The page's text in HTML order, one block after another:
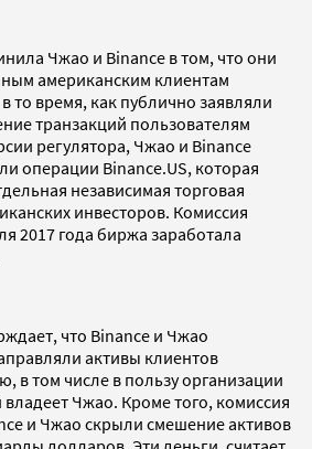
Чжао и Binance в том, что они
американским клиентам
то время, как публично заявляли
транзакций пользователям
регулятора, Чжао и Binance
операции Binance.US, которая
независимая торговая
инвесторов. Комиссия
2017 года биржа заработала
что Binance и Чжао
активы клиентов
в том числе в пользу организации
Чжао. Кроме того, комиссия
и Чжао скрыли смешение активов